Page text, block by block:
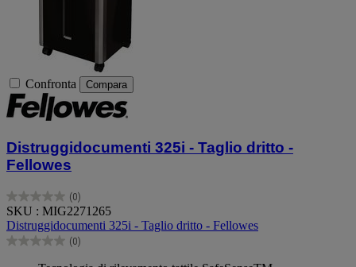
Confronta Compara
Distruggidocumenti 325i - Taglio dritto -
Fellowes
(0)
0.0
su
5
stelle.
SKU : MIG2271265
Distruggidocumenti 325i - Taglio dritto - Fellowes
(0)
0.0